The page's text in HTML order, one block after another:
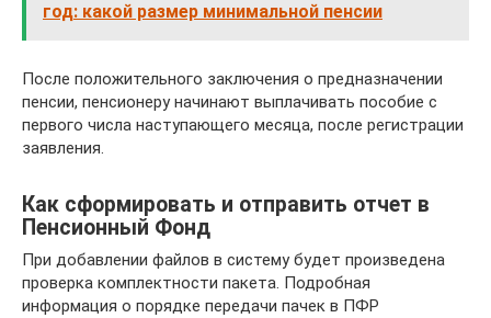
год: какой размер минимальной пенсии
После положительного заключения о предназначении
пенсии, пенсионеру начинают выплачивать пособие с
первого числа наступающего месяца, после регистрации
заявления.
Как сформировать и отправить отчет в
Пенсионный Фонд
При добавлении файлов в систему будет произведена
проверка комплектности пакета. Подробная
информация о порядке передачи пачек в ПФР